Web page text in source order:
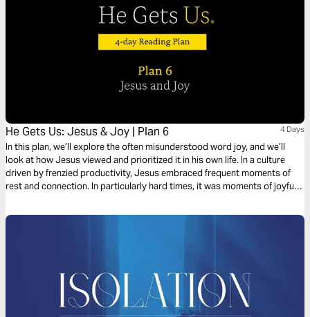
He Gets Us: Jesus & Joy | Plan 6 4 Days
In this plan, we’ll explore the often misunderstood word joy, and we’ll
look at how Jesus viewed and prioritized it in his own life. In a culture
driven by frenzied productivity, Jesus embraced frequent moments of
rest and connection. In particularly hard times, it was moments of joyful